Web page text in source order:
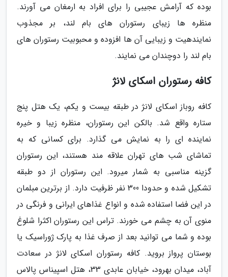
بوده که آرامش عجیبی را برای افراد به ارمغان می آورند.
منظره ها زیبای رستوران های بام لند، بر مجذوب
نمایندهیت و زیبایی آن ها افزوده و محبوبیت رستوران های
بام لند را دوچندان می نمایند.
کافه رستوران اسکای لانژ
کافه روباز اسکای لانژ در طبقه بیست و یکم، یک هتل پنج
ستاره واقع شد. بالکن این رستوران، منظره زیبا و خیره
نماینده ای را به نمایش می گذارد. برای کسانی که به
تماشای شب های تهران علاقه مند هستند، این رستوران
گزینه مناسبی به شمار میرود. این رستوران از دو طبقه
تشکیل شده و حدودا 300 نفر ظرفیت دارد. از برترین مبلمان
در این فضا استفاده شده و انواع غذاهای ایرانی و فرنگی در
منوی آن به چشم می خورند. تراس این رستوران اکثرا شلوغ
بوده و شما می توانید بعد از صرف غذا به پارک ژوراسیک یا
بوستان پرواز بروید. کافه رستوران اسکای لانژ در سعادت
آباد، میدان بهرود، خیابان عابدی 33، هتل اسپیناس پالاس